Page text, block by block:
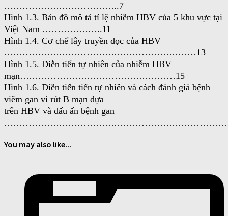
………………………………..7
Hình 1.3. Bản đồ mô tả tỉ lệ nhiễm HBV của 5 khu vực tại
Việt Nam ………………..11
Hình 1.4. Cơ chế lây truyền dọc của HBV
………………………………………………………13
Hình 1.5. Diễn tiến tự nhiên của nhiễm HBV
mạn……………………………………………15
Hình 1.6. Diễn tiến tiến tự nhiên và cách đánh giá bệnh
viêm gan vi rút B mạn dựa
trên HBV và dấu ấn bệnh gan
You may also like...